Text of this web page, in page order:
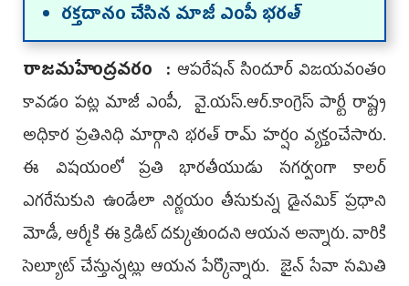
రక్తదానం చేసిన మాజీ ఎంపీ భరత్
రాజమహేంద్రవరం :ఆపరేషన్ సిందూర్ విజయవంతం
కావడం పట్ల మాజీ ఎంపీ, వై.య‌స్.ఆర్.కాంగ్రెస్ పార్టీ రాష్ట్ర
అధికార ప్రతినిధి మార్గాని భరత్ రామ్ హర్షం వ్యక్తంచేసారు.
ఈ విషయంలో ప్రతి భారతీయుడు సగర్వంగా కాలర్
ఎగరేసుకుని ఉండేలా నిర్ణయం తీసుకున్న డైనమిక్ ప్రధాని
మోడీ, ఆర్మీకి ఈ క్రెడిట్ దక్కుతుందని ఆయన అన్నారు. వారికి
సెల్యూట్ చేస్తున్నట్లు ఆయన పేర్కొన్నారు. జైన్ సేవా సమితి